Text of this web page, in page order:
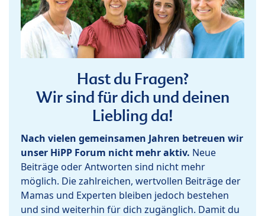
Hast du Fragen?
Wir sind für dich und deinen
Liebling da!
Nach vielen gemeinsamen Jahren betreuen wir
unser HiPP Forum nicht mehr aktiv. Neue
Beiträge oder Antworten sind nicht mehr
möglich. Die zahlreichen, wertvollen Beiträge der
Mamas und Experten bleiben jedoch bestehen
und sind weiterhin für dich zugänglich. Damit du